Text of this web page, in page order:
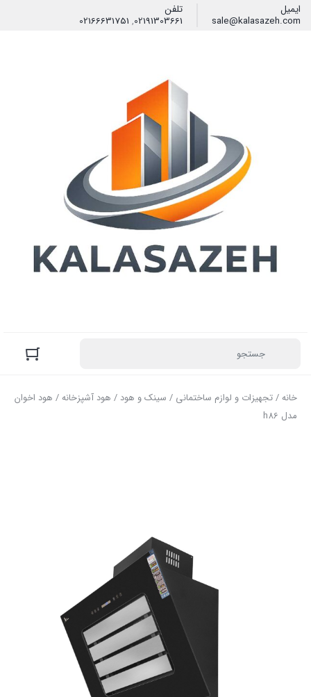
ایمیل
sale@kalasazeh.com
تلفن
02191303661
,
02166631751
خانه/تجهیزات و لوازم ساختمانی / سینک و هود / هود آشپزخانه/ هود اخوان
مدل h86